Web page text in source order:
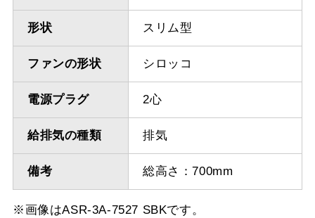
形状 スリム型
ファンの形状 シロッコ
電源プラグ 2心
給排気の種類 排気
備考 総高さ：700mm
※画像はASR-3A-7527 SBKです。